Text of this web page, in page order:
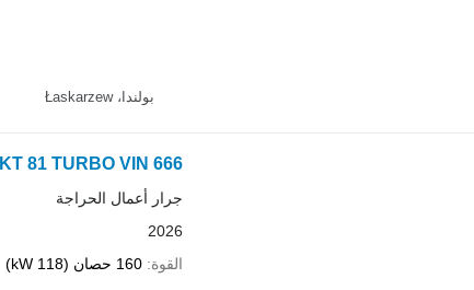
بولندا، Łaskarzew
81 TURBO VIN 666
جرار أعمال الحراجة
2026
القوة 160 حصان (118 kW)